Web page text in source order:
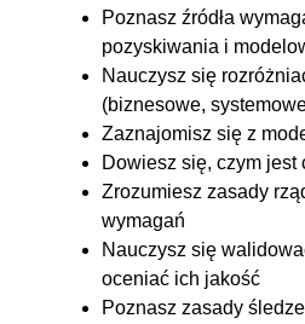
4. Modelowanie wymagań i
rozwiązań
4.1. Modelowanie wymagań i
rozwiązań
4.2. Koncepcja modelu w
inżynierii wymagań
4.3. Perspektywy modelowania
4.4. Języki i notacje do
modelowania
Poznasz źródła
pozyskiwania i
Nauczysz się
(biznesowe,
Zaznajomisz się z
Dowiesz się, czym jest
Zrozumiesz zasady
wymagań
Nauczysz się
oceniać ich jakość
Poznasz zasady